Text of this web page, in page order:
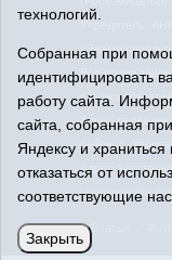
«Знамя
Все права
ссылка
Адрес
район, с.
Адрес
Статьи
технологий.
Собранная при
идентифицировать
работу сайта.
сайта, собранная
Яндексу и
отказаться от
соответствующие
Закрыть